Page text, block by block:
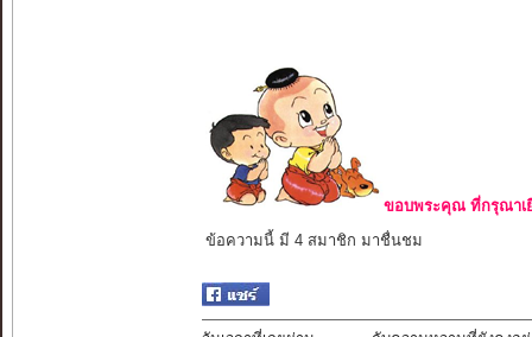
ขอบพระคุณ ที่กรุณาเ
ข้อความนี้ มี 4 สมาชิก มาชื่นชม